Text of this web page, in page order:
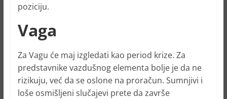
poziciju.
Vaga
Za Vagu će maj izgledati kao period krize. Za
predstavnike vazdušnog elementa bolje je da ne
rizikuju, već da se oslone na proračun. Sumnjivi i
loše osmišljeni slučajevi prete da završe